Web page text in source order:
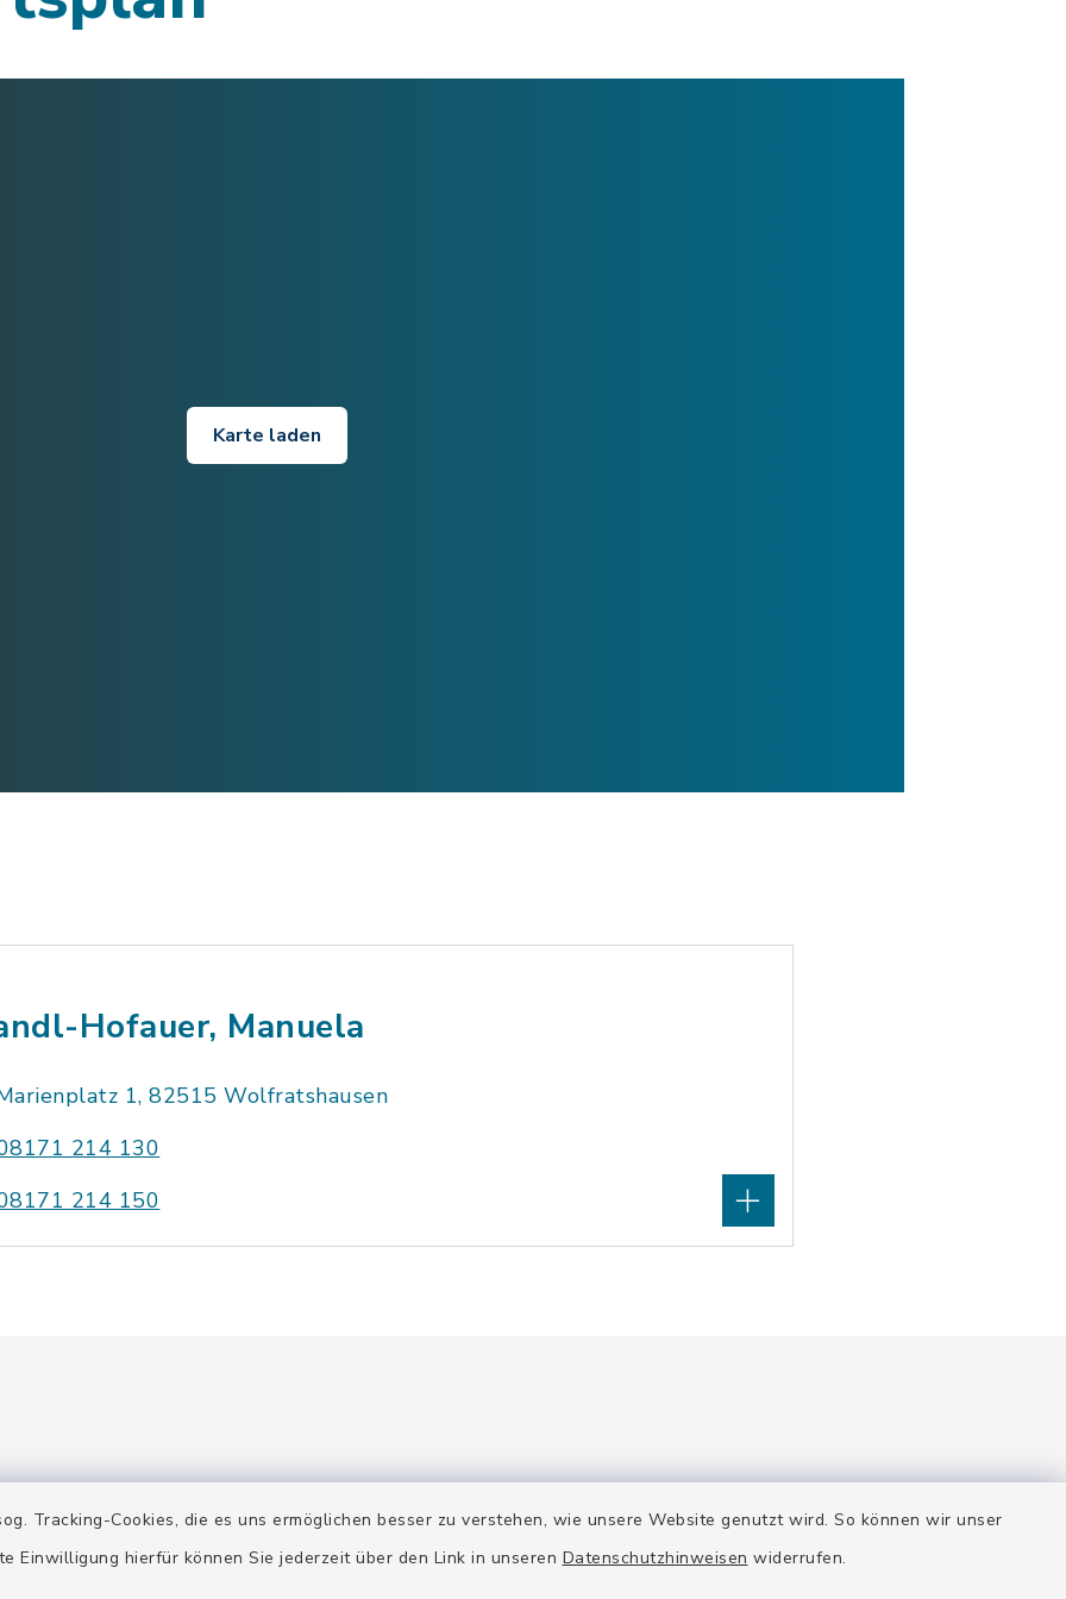
Tracking-Cookies, die es uns ermöglichen besser zu verstehen, wie unsere Website genutzt wird. So können wir unser
Einwilligung hierfür können Sie jederzeit über den Link in unseren Datenschutzhinweisen widerrufen.
Karte laden
Hofauer, Manuela
1, 82515 Wolfratshausen
214 130
214 150
Terminanfrage Quicklinks